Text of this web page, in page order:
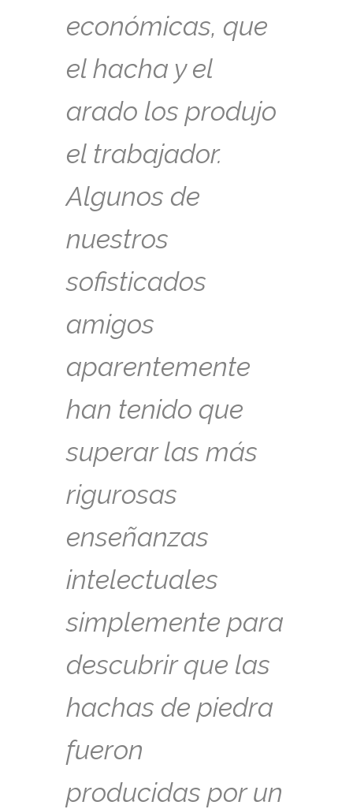
económicas, que
el hacha y el
arado los produjo
el trabajador.
Algunos de
nuestros
sofisticados
amigos
aparentemente
han tenido que
superar las más
rigurosas
enseñanzas
intelectuales
simplemente para
descubrir que las
hachas de piedra
fueron
producidas por un